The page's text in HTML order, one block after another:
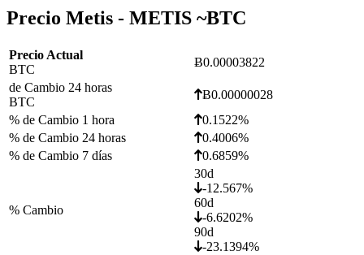
Precio Metis - METIS ~BTC
Precio Actual
BTC
Ƀ0.00003822
de Cambio 24 horas
BTC
Ƀ0.00000028
% de Cambio 1 hora
0.1522%
% de Cambio 24 horas
0.4006%
% de Cambio 7 días
0.6859%
% Cambio
30d
-12.567%
60d
-6.6202%
90d
-23.1394%